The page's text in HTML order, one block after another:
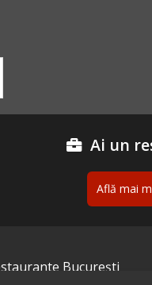
Ai un
Află mai
București